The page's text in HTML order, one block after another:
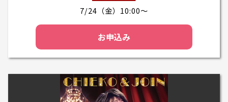
7/24（金）10:00～
お申込み